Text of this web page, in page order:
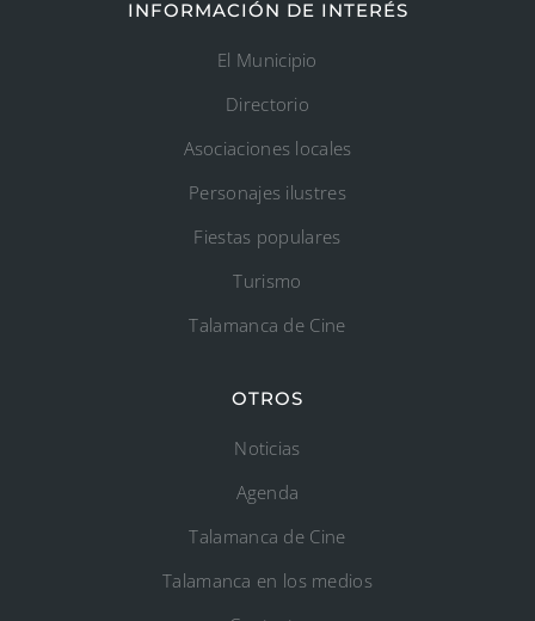
INFORMACIÓN DE INTERÉS
El Municipio
Directorio
Asociaciones locales
Personajes ilustres
Fiestas populares
Turismo
Talamanca de Cine
OTROS
Noticias
Agenda
Talamanca de Cine
Talamanca en los medios